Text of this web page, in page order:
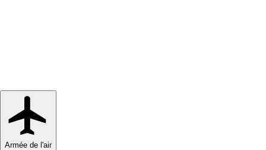
Armée de l'air